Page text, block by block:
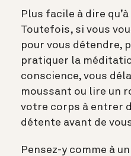
Plus facile à dire
Toutefois, si vous
pour vous détendre,
pratiquer la
conscience, vous
moussant ou lire un
votre corps à entrer
détente avant de
Pensez-y comme à